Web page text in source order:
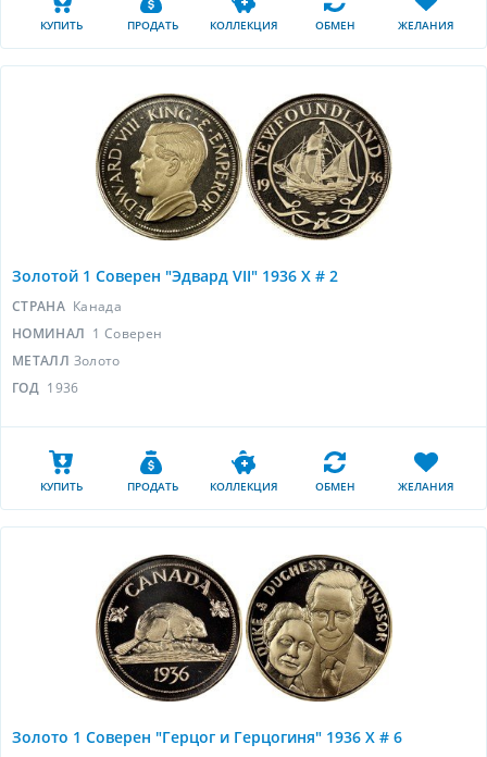
КУПИТЬ ПРОДАТЬ КОЛЛЕКЦИЯ ОБМЕН ЖЕЛАНИЯ
Золотой 1 Соверен "Эдвард VII" 1936 X # 2
СТРАНА Канада
НОМИНАЛ 1 Соверен
МЕТАЛЛ Золото
ГОД 1936
КУПИТЬ ПРОДАТЬ КОЛЛЕКЦИЯ ОБМЕН ЖЕЛАНИЯ
Золото 1 Соверен "Герцог и Герцогиня" 1936 X # 6